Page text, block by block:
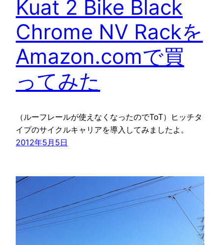
Kuat 2 Bike Black
Chrome NV Rackを
Amazon.comで買
ってみた
（ルーフレールが使えなくなったのでToT）ヒッチタ
イプのサイクルキャリアを導入してみましたよ。
2012年5月5日